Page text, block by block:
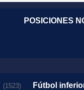
POSICIONES
(1523) Fútbol